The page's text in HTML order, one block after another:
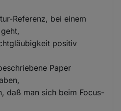
Referenz, bei einem
positiv
Paper
daß man sich beim Focus-